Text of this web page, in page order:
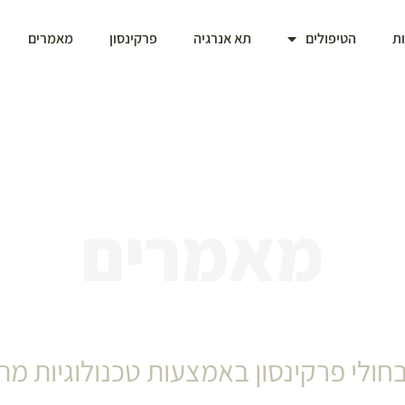
הטיפולים תא אנרגיה פרקינסון מאמרים
פרקינסון באמצעות טכנולוגיות